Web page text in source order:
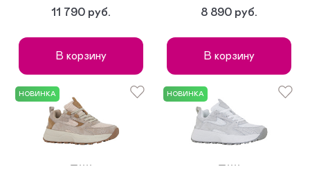
11 790 руб.
В корзину
8 890 руб.
В корзину
НОВИНКА НОВИНКА